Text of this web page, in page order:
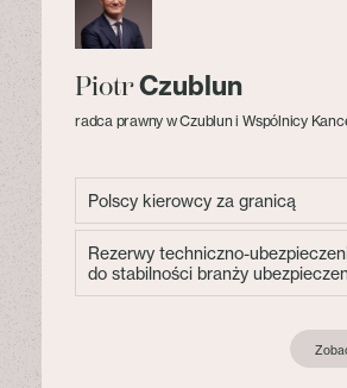
PiotrCzublun
radca prawny w Czublun i Wspólnicy
Polscy kierowcy za granicą
Rezerwy techniczno-
do stabilności branży